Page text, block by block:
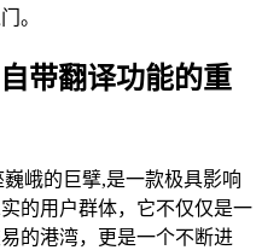
。
带翻译功能的重
峨的巨擘,是一款极具影响
的用户群体，它不仅仅是一
的港湾，更是一个不断进